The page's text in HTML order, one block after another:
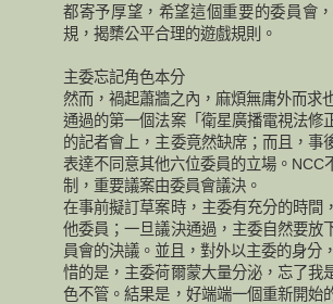
都寄予厚望，希望這個重要的委員會
規，揭櫫公平合理的遊戲規則。
主委忘記角色本分
然而，禍起蕭牆之內，麻煩無庸外而求
通過的第一個法案「衛星廣播電視法修
的記者會上，主委竟然缺席；而且，事
表達不同意其他六位委員的立場。NCC
制，重要議案由委員會議決。
在事前擬訂草案時，主委有充分的時間
他委員；一旦議決通過，主委自然要放
員會的決議。並且，對外以主委的身分
惜的是，主委荷爾蒙大量分泌，忘了我
色不管。結果是，好端端一個重新開始